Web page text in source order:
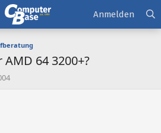
Anmelden
64 3200+?